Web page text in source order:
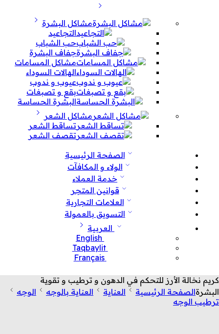
مشاكل البشرة
التجاعيد
حب الشباب
جفاف البشرة
مشاكل المسامات
الهالات السوداء
عيوب و ندوب
بقع و تصبغات
البشرة الحساسة
مشاكل الشعر
تساقط الشعر
تقصف الشعر
الصفحة الرئيسية
الولاء و المكافآت
خدمة العملاء
قوانين المتجر
العلامات التجارية
التسويق بالعمولة
العربية
English
Taqbaylit
Français
كريم نخالة الأرز للتحكم في الدهون و ترطيب و تقوية
البشرةالصفحة الرئيسية العناية العناية بالوجه
الوجه
ترطيب الوجه